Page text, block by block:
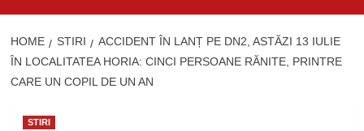
HOME STIRI
ACCIDENT ÎN LANȚ PE DN2, ASTĂZI 13 IULIE
ÎN LOCALITATEA HORIA: CINCI PERSOANE RĂNITE, PRINTRE
CARE UN COPIL DE UN AN
STIRI